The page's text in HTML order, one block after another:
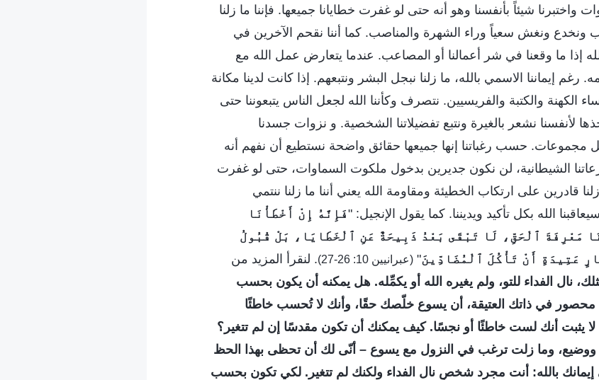
واختبرنا شيئاً بأنفسنا وهو أنه حتى لو غفرت خطايانا جميعها. فإننا ما زلنا
ونخدع ونغش سعياً وراء الشهرة والمناصب. كما أننا نقحم الآخرين في
إذا ما وقعنا في شر أعمالنا أو المصاعب. عندما يتعارض عمل الله مع
رغم إيماننا الاسمي بالله، ما زلنا نبجل البشر ونتبعهم. إذا كانت لدينا مكانة
الكهنة والكتبة والفريسيين. نتصرف وكأننا الله لجعل الناس يتبعوننا حتى
لأنفسنا نشعر بالغيرة ونتبع تفضيلاتنا الشخصية. و نزوات جسدنا
مجموعات. حسب رغباتنا إنها جميعها حقائق واضحة نستطيع أن نفهم أنه
الشيطانية، لن نكون جديرين بدخول ملكوت السماوات، حتى لو غفرت
قادرين على ارتكاب الخطيئة ومقاومة الله يعني أننا ما زلنا ننتمي
الله بكل تأكيد ويديننا. كما يقول الإنجيل: "فَإِنَّهُ إِنْ أَخْطَأْنَا
مَعْرِفَةَ ٱلْحَقِّ، لَا تَبْقَى بَعْدُ ذَبِيحَةٌ عَنِ ٱلْخَطَايَا، بَلْ قُبُولُ
عَتِيدَةٍ أَنْ تَأْكُلَ ٱلْمُضَادِّينَ" (عبرانيين 10: 26-27)
. لنقرأ المزيد من
نال الفداء للتو، ولم يغيره الله أو يكمِّله. هل يمكنه أن يكون بحسب
محصور في ذاتك العتيقة، أن يسوع خلّصك حقًا، وأنك لا تُحسب خاطئًا
يثبت أنك لست خاطئًا أو نجسًا. كيف يمكنك أن تكون مقدسًا إن لم تتغير؟
وما زلت ترغب في النزول مع يسوع – أنّى لك أن تحظى بهذا الحظ
بالله: أنت مجرد شخصٍ نال الفداء ولكنك لم تتغير. لكي تكون بحسب